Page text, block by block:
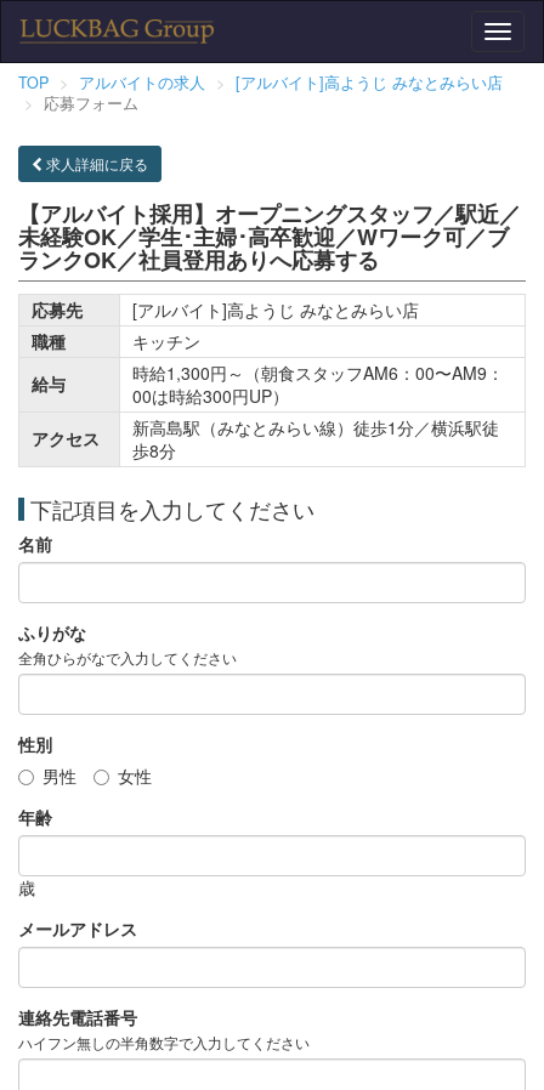
TOP アルバイトの求人
[アルバイト]高ようじ みなとみらい店
応募フォーム
【アルバイト採用】オープニングスタッフ／駅近／
未経験OK／学生･主婦･高卒歓迎／Wワーク可／ブ
ランクOK／社員登用ありへ応募する
求人詳細に戻る
応募先
[アルバイト]高ようじ みなとみらい店
職種
キッチン
給与
時給1,300円～（朝食スタッフAM6：00〜AM9：
00は時給300円UP）
アクセス
新高島駅（みなとみらい線）徒歩1分／横浜駅徒
歩8分
下記項目を入力してください
名前
ふりがな
全角ひらがなで入力してください
性別
男性
女性
年齢
歳
メールアドレス
連絡先電話番号
ハイフン無しの半角数字で入力してください